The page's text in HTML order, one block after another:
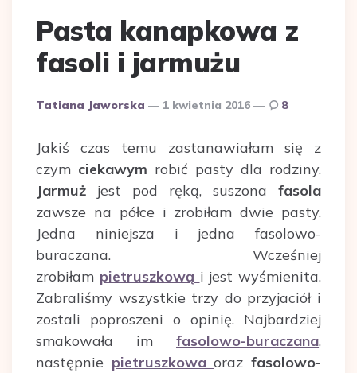
Pasta kanapkowa z
fasoli i jarmużu
Dodane
Tatiana Jaworska 1 kwietnia 2016 8
Jakiś czas temu zastanawiałam się z
czym ciekawym robić pasty dla rodziny.
Jarmuż jest pod ręką, suszona fasola
zawsze na półce i zrobiłam dwie pasty.
Jedna niniejsza i jedna fasolowo-
buraczana. Wcześniej
zrobiłam pietruszkową i jest wyśmienita.
Zabraliśmy wszystkie trzy do przyjaciół i
zostali poproszeni o opinię. Najbardziej
smakowała im fasolowo-buraczana,
następnie pietruszkowa orazfasolowo-